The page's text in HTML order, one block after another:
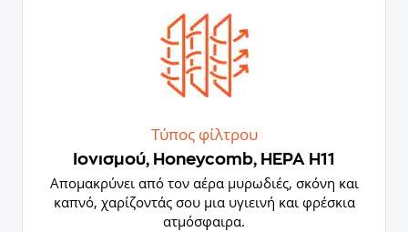
Τύπος φίλτρου
Iονισμού, Honeycomb, HEPA H11
Απομακρύνει από τον αέρα μυρωδιές, σκόνη και
καπνό, χαρίζοντάς σου μια υγιεινή και φρέσκια
ατμόσφαιρα.